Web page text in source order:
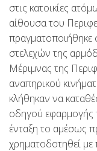
στις κατοικίες
αίθουσα του
στελεχών της
Μέριμνας της
αναπηρικού
κλήθηκαν να
οδηγού εφαρμογής
ένταξη το αμέσως
χρηματοδοτηθεί